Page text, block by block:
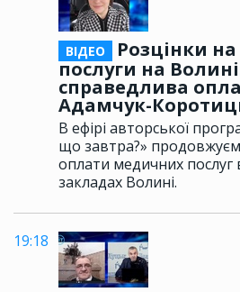
ВІДЕО
Розцінки
послуги на
справедлива
Адамчук-
В ефірі авторської
що завтра?»
оплати медичних послуг
закладах Волині.
19:18